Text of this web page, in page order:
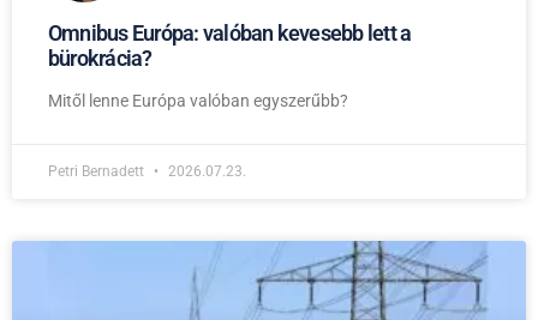
Omnibus Európa: valóban kevesebb lett a
bürokrácia?
Mitől lenne Európa valóban egyszerűbb?
Petri Bernadett 2026.07.23.